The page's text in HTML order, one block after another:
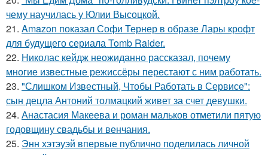
чему научилась у Юлии Высоцкой.
21. Amazon показал Софи Тернер в образе Лары крофт
для будущего сериала Tomb Raider.
22. Николас кейдж неожиданно рассказал, почему
многие известные режиссёры перестают с ним работать.
23. "Слишком Известный, Чтобы Работать в Сервисе":
сын децла Антоний толмацкий живет за счет девушки.
24. Анастасия Макеева и роман мальков отметили пятую
годовщину свадьбы и венчания.
25. Энн хэтэуэй впервые публично поделилась личной